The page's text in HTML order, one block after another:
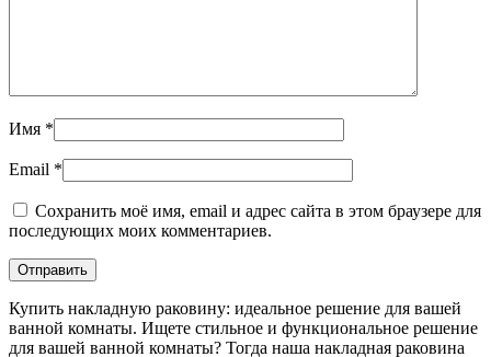
Имя *
Email *
Сохранить моё имя, email и адрес сайта в этом браузере для
последующих моих комментариев.
Купить накладную раковину: идеальное решение для вашей
ванной комнаты. Ищете стильное и функциональное решение
для вашей ванной комнаты? Тогда наша накладная раковина